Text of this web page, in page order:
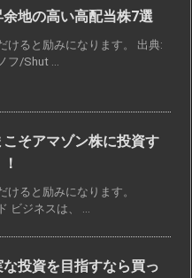
余地の高い高配当株7選
けると励みになります。 出典:
フ/Shut ...
こそアマゾン株に投資す
けると励みになります。
ビジネスは、 ...
な投資を目指すなら買っ